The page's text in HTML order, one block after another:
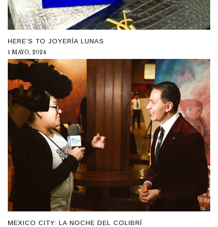
HERE’S TO JOYERÍA LUNAS
1 MAYO, 2024
MEXICO CITY: LA NOCHE DEL COLIBRÍ